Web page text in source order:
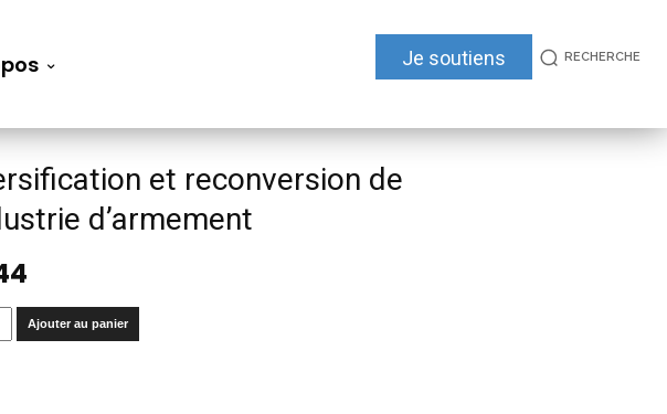
Je soutiens RECHERCHE
et reconversion de
d’armement
Ajouter au panier